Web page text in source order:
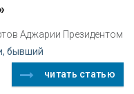
Аджарии Президентом
бывший
читать статью